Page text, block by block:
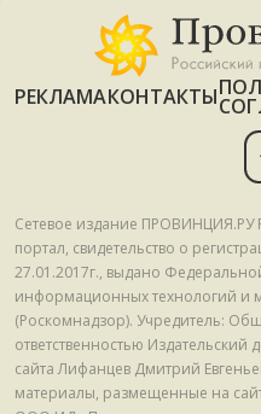
РЕКЛАМАКОНТАКТЫ
Сетевое издание
портал, свидетельство о
27.01.2017г., выдано
информационных технологий и
(Роскомнадзор). Учредитель:
ответственностью
сайта Лифанцев Дмитрий
материалы, размещенные на